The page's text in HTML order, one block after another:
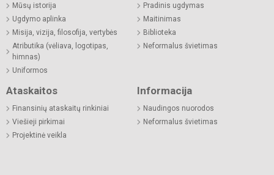
Mūsų istorija
Ugdymo aplinka
Misija, vizija, filosofija, vertybės
Atributika (vėliava, logotipas,
himnas)
Uniformos
Pradinis ugdymas
Maitinimas
Biblioteka
Neformalus švietimas
Ataskaitos
Finansinių ataskaitų rinkiniai
Viešieji pirkimai
Projektinė veikla
Informacija
Naudingos nuorodos
Neformalus švietimas